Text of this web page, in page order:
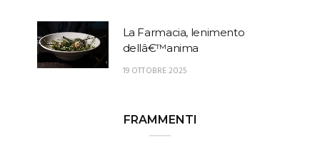
La Farmacia, lenimento
dellâ€™anima
19 OTTOBRE 2025
FRAMMENTI